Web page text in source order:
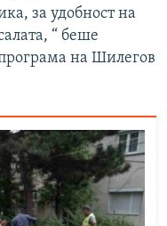
за удобност на
“ беше
на Шилегов